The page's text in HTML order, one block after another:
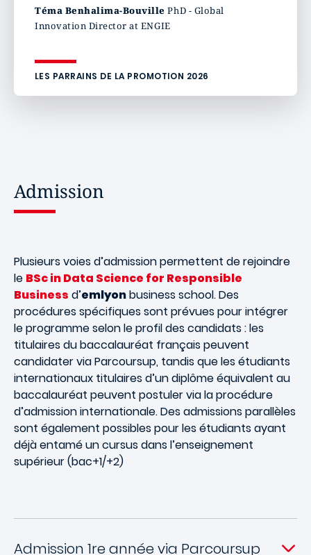
Téma Benhalima-Bouville PhD - Global
Innovation Director at ENGIE
LES PARRAINS DE LA PROMOTION 2026
Admission
Plusieurs voies d’admission permettent de rejoindre
le BSc in Data Science for Responsible
Business d’emlyonbusiness school. Des
procédures spécifiques sont prévues pour intégrer
le programme selon le profil des candidats : les
titulaires du baccalauréat français peuvent
candidater via Parcoursup, tandis que les étudiants
internationaux titulaires d’un diplôme équivalent au
baccalauréat peuvent postuler via la procédure
d’admission internationale. Des admissions parallèles
sont également possibles pour les étudiants ayant
déjà entamé un cursus dans l’enseignement
supérieur (bac+1/+2)
Admission 1re année via Parcoursup